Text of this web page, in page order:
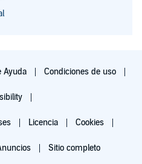
Ayuda Condiciones de uso
Licencia Cookies
Sitio completo